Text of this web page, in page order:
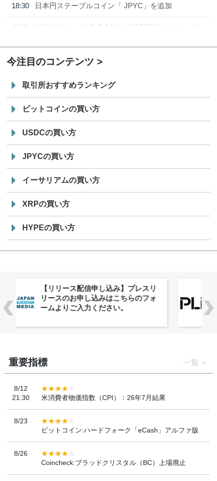
18:30
日本円ステーブルコイン「 JPYC」を追加
7/29
SBI VCトレード株式会社
信託型円建てステーブル
今注目のコンテンツ
取引所おすすめランキング
ビットコインの買い方
USDCの買い方
JPYCの買い方
イーサリアムの買い方
XRPの買い方
HYPEの買い方
株式会社PlnX、アジア最大級のグロ
ーバルWeb3カンファレンス
「WebX2026」とのコラボレーショ
重要指標 一覧
8/12
21:30
米消費者物価指数（CPI）：26年7月結果
8/23
ビットコイン:ハードフォーク「eCash」アルファ版
8/26
Coincheck:ブラッドクリスタル（BC）上場廃止